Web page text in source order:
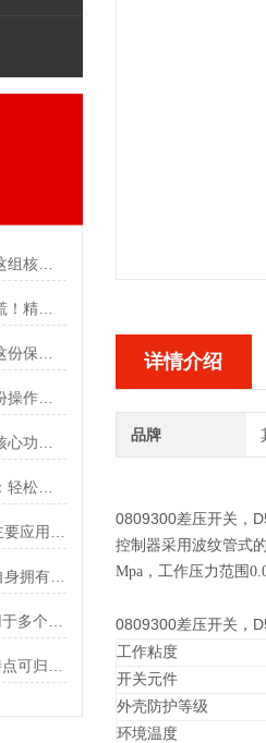
轴向双金属温度计凭啥出圈？这组核心特点给出了答案
轴向双金属温度计常见故障别慌！精准定位，轻松搞定难题
轴向双金属温度计怎么用？这份操作指南，新手也能快速拿捏！
金属管浮子流量计操作全攻略：轻松拿捏，精准掌控每一步！
Q144-FTZ三相功率因数表其自身拥有怎样的功能呢？
详情介绍
品牌
0809300差压开关，
控制器采用波纹管式
Mpa，工作压力范围
0809300差压开关，
工作粘度
开关元件
外壳防护等级
环境温度